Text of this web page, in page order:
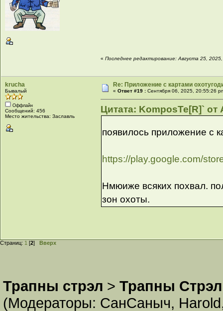
«Последнее редактирование: Августа 25,
krucha
Бывалый
Оффлайн
Сообщений: 456
Место жительства: Заславль
Re: Приложение с картами
«Ответ #19 : Сентября 06, 2025, 20:55:26
Цитата: KomposTe[R]` от
появилось приложение с
https://play.google.com/
Нмюиже всяких похвал.
зон охоты.
Страниц: 1 [2] Вверх
Трапны стрэл > Трапны Стрэл
(Модераторы: СанСаныч, Harold